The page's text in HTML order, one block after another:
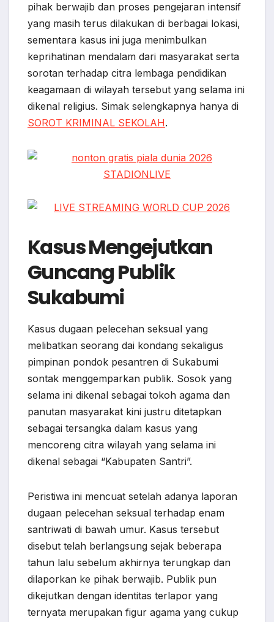
pihak berwajib dan proses pengejaran intensif
yang masih terus dilakukan di berbagai lokasi,
sementara kasus ini juga menimbulkan
keprihatinan mendalam dari masyarakat serta
sorotan terhadap citra lembaga pendidikan
keagamaan di wilayah tersebut yang selama ini
dikenal religius. Simak selengkapnya hanya di
SOROT KRIMINAL SEKOLAH.
Kasus Mengejutkan
Guncang Publik
Sukabumi
Kasus dugaan pelecehan seksual yang
melibatkan seorang dai kondang sekaligus
pimpinan pondok pesantren di Sukabumi
sontak menggemparkan publik. Sosok yang
selama ini dikenal sebagai tokoh agama dan
panutan masyarakat kini justru ditetapkan
sebagai tersangka dalam kasus yang
mencoreng citra wilayah yang selama ini
dikenal sebagai “Kabupaten Santri”.
Peristiwa ini mencuat setelah adanya laporan
dugaan pelecehan seksual terhadap enam
santriwati di bawah umur. Kasus tersebut
disebut telah berlangsung sejak beberapa
tahun lalu sebelum akhirnya terungkap dan
dilaporkan ke pihak berwajib. Publik pun
dikejutkan dengan identitas terlapor yang
ternyata merupakan figur agama yang cukup